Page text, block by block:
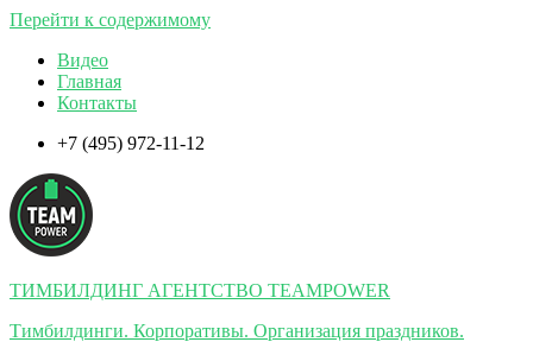
Перейти к содержимому
Видео
Главная
Контакты
+7 (495) 972-11-12
ТИМБИЛДИНГ АГЕНТСТВО TEAMPOWER
Тимбилдинги. Корпоративы. Организация праздников.